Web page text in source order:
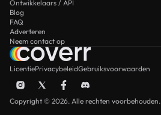
Ontwikkelaars / API
Blog
FAQ
Adverteren
Neem contact op
LicentiePrivacybeleidGebruiksvoorwaarden
Copyright © 2026. Alle rechten voorbehouden.